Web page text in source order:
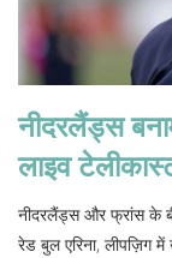
नीदरलैंड्स
लाइव
नीदरलैंड्स और फ्रांस के
रेड बुल एरिना, लीपज़िग